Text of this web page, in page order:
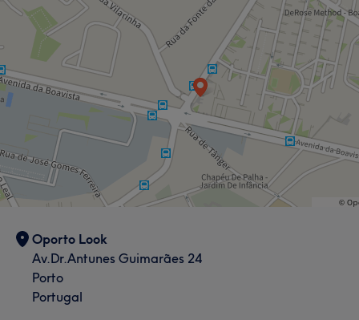
Portfólio
Oporto Look
Av.Dr.Antunes Guimarães 24
Porto
Portugal